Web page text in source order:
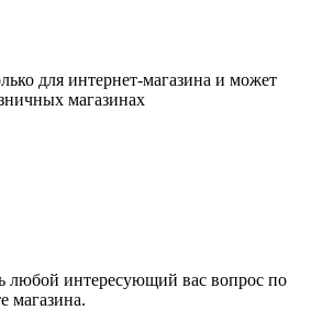
для интернет-магазина и может
магазинах
любой интересующий вас вопрос по
магазина.